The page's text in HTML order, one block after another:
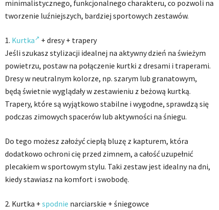
minimalistycznego, funkcjonalnego charakteru, co pozwoli na
tworzenie luźniejszych, bardziej sportowych zestawów.
1. Kurtka
+ dresy + trapery
Jeśli szukasz stylizacji idealnej na aktywny dzień na świeżym
powietrzu, postaw na połączenie kurtki z dresami i traperami.
Dresy w neutralnym kolorze, np. szarym lub granatowym,
będą świetnie wyglądały w zestawieniu z beżową kurtką.
Trapery, które są wyjątkowo stabilne i wygodne, sprawdzą się
podczas zimowych spacerów lub aktywności na śniegu.
Do tego możesz założyć ciepłą bluzę z kapturem, która
dodatkowo ochroni cię przed zimnem, a całość uzupełnić
plecakiem w sportowym stylu. Taki zestaw jest idealny na dni,
kiedy stawiasz na komfort i swobodę.
2. Kurtka + spodnie narciarskie + śniegowce